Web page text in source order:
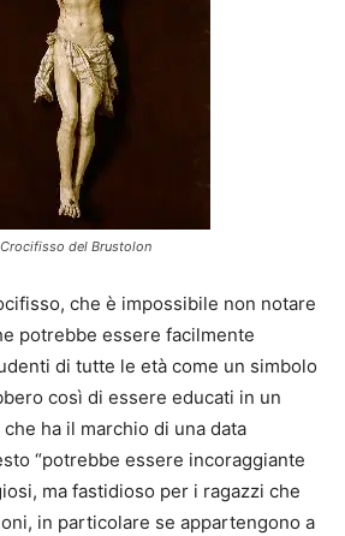
Crocifisso del Brustolon
che è impossibile non notare
potrebbe essere facilmente
di tutte le età come un simbolo
così di essere educati in un
ha il marchio di una data
“potrebbe essere incoraggiante
ma fastidioso per i ragazzi che
in particolare se appartengono a